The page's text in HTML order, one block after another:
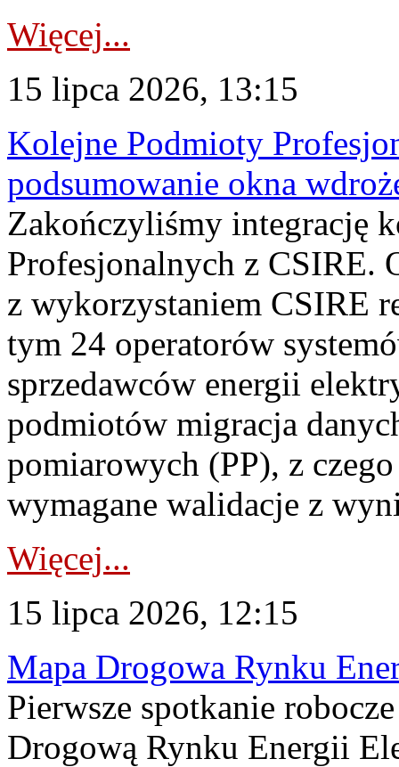
Więcej...
15 lipca 2026, 13:15
Kolejne Podmioty
podsumowanie okna
Zakończyliśmy integrację
Profesjonalnych z CSIRE.
z wykorzystaniem CSIRE
tym 24 operatorów
sprzedawców energii
podmiotów migracja
pomiarowych (PP), z
wymagane walidacje z
Więcej...
15 lipca 2026, 12:15
Mapa Drogowa Rynku
Pierwsze spotkanie
Drogową Rynku Energii